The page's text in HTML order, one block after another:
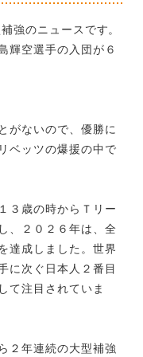
強のニュースです。
輝空選手の入団が６
がないので、優勝に
ベッツの爆援の中で
３歳の時からＴリー
、２０２６年は、全
達成しました。世界
に次ぐ日本人２番目
て注目されていま
２年連続の大型補強